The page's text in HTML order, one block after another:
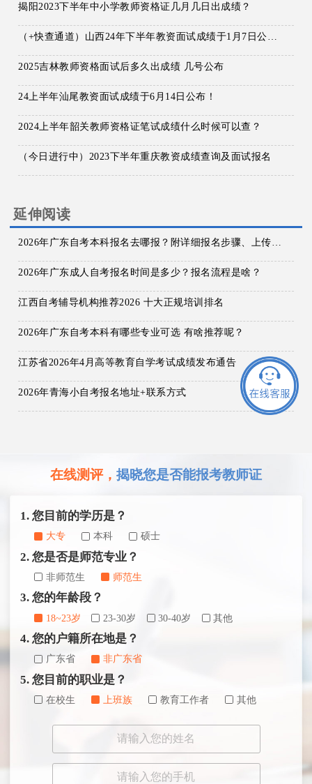
揭阳2023下半年中小学教师资格证几月几日出成绩？
2025吉林教师资格面试后多久出成绩 几号公布
24上半年汕尾教资面试成绩于6月14日公布！
2024上半年韶关教师资格证笔试成绩什么时候可以查？
（今日进行中）2023下半年重庆教资成绩查询及面试报名
延伸阅读
2026年广东成人自考报名时间是多少？报名流程是啥？
江西自考辅导机构推荐2026 十大正规培训排名
2026年广东自考本科有哪些专业可选 有啥推荐呢？
江苏省2026年4月高等教育自学考试成绩发布通告
2026年青海小自考报名地址+联系方式
在线测评， 揭晓您是否能报考教师证
1. 您目前的学历是？
大专 本科 硕士
2. 您是否是师范专业？
非师范生 师范生
3. 您的年龄段？
18~23岁 23-30岁 30-40岁 其他
4. 您的户籍所在地是？
广东省 非广东省
5. 您目前的职业是？
在校生 上班族 教育工作者 其他